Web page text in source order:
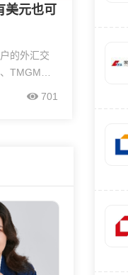
美元也可
的外汇交
TMGM、
汇、
知名的国
701